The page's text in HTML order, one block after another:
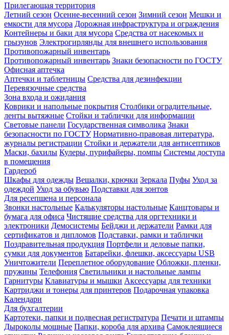
Прилегающая территория
Летний сезон Осенне-весенний сезон Зимний сезон Мешки и
емкости для мусора Дорожная инфраструктура и ограждения
Контейнеры и баки для мусора Средства от насекомых и
грызунов Электрогирлянды для внешнего использования
Противопожарный инвентарь
Противопожарный инвентарь Знаки безопасности по ГОСТУ
Офисная аптечка
Аптечки и таблетницы Средства для дезинфекции
Перевязочные средства
Зона входа и ожидания
Коврики и напольные покрытия Столбики оградительные,
ленты вытяжные Стойки и таблички для информации
Световые панели Государственная символика Знаки
безопасности по ГОСТУ Нормативно-правовая литература,
журналы регистрации Стойки и держатели для антисептиков
Маски, бахилы Кулеры, пурифайеры, помпы Системы доступа
в помещения
Гардероб
Шкафы для одежды Вешалки, крючки Зеркала Пуфы Уход за
одеждой Уход за обувью Подставки для зонтов
Для ресепшена и персонала
Звонки настольные Калькуляторы настольные Канцтовары и
бумага для офиса Чистящие средства для оргтехники и
электроники Демосистемы Бейджи и держатели Рамки для
сертификатов и дипломов Подставки, рамки и таблички
Поздравительная продукция Портфели и деловые папки,
сумки для документов Батарейки, флешки, аксессуары USB
Уничтожители Переплетное оборудование Обложки, пленки,
пружины Телефония Светильники и настольные лампы
Гарнитуры Клавиатуры и мышки Аксессуары для техники
Картриджи и тонеры для принтеров Подарочная упаковка
Календари
Для бухгалтерии
Картотеки, папки и подвесная регистратура Печати и штампы
Дыроколы мощные Папки, короба для архива Самоклеящиеся